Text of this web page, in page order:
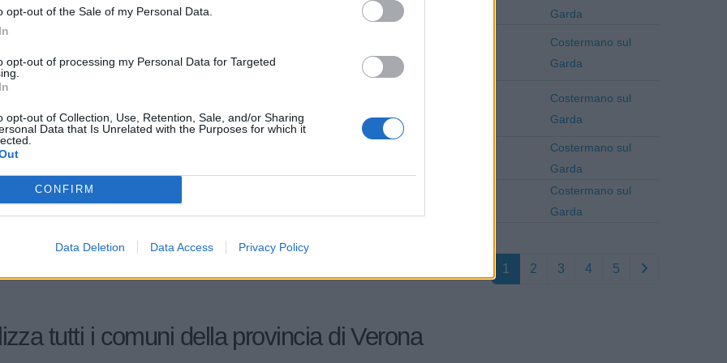
opt-out of the Sale of my Personal Data.
opt-out of processing my Personal Data for Targeted
opt-out of Collection, Use, Retention, Sale, and/or Sharing
Data that Is Unrelated with the Purposes for which it
CONFIRM
Data Deletion Data Access Privacy Policy
Garda
LIMITATA
Costermano sul
Garda
IN LIQUIDAZIONE
Costermano sul
Garda
Costermano sul
Garda
SUL GARDA S.R.L.
Costermano sul
Garda
1 2 3 4 5
tutti i comuni della provincia di Verona